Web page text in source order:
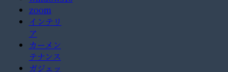
zoom
インテリ
ア
カーメン
テナンス
ガジェッ